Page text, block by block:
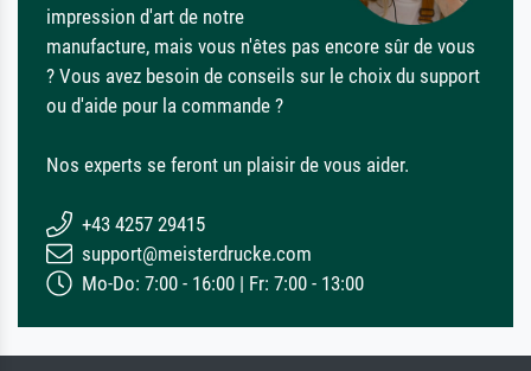
impression d'art de notre
manufacture, mais vous n'êtes pas encore sûr de vous
? Vous avez besoin de conseils sur le choix du support
ou d'aide pour la commande ?
Nos experts se feront un plaisir de vous aider.
+43 4257 29415
support@meisterdrucke.com
Mo-Do: 7:00 - 16:00 | Fr: 7:00 - 13:00